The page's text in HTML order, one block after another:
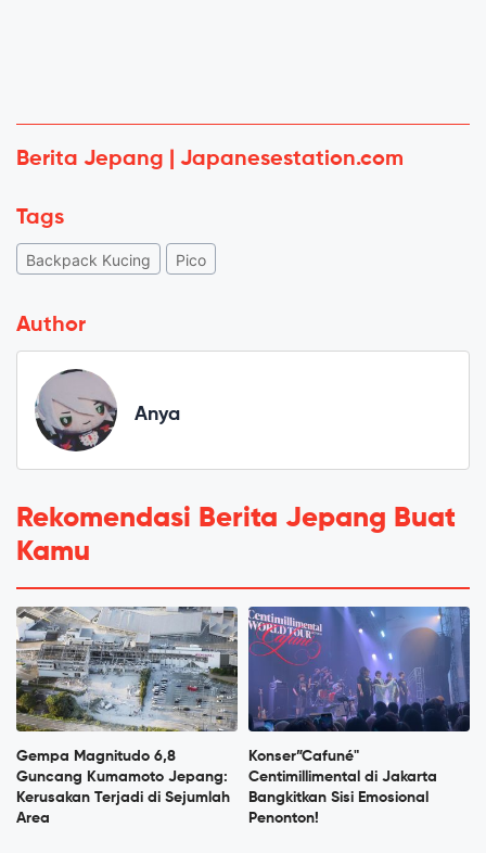
Berita Jepang | Japanesestation.com
Tags
Backpack Kucing Pico
Author
Anya
Rekomendasi Berita Jepang Buat
Kamu
Gempa Magnitudo 6,8
Guncang Kumamoto Jepang:
Kerusakan Terjadi di Sejumlah
Area
Konser”Cafuné"
Centimillimental di Jakarta
Bangkitkan Sisi Emosional
Penonton!